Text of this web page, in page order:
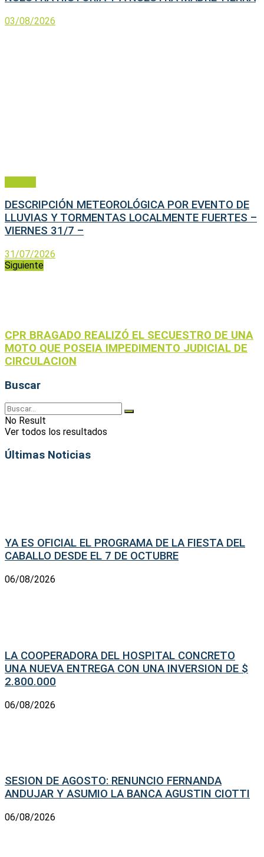
03/08/2026
DESCRIPCIÓN METEOROLÓGICA POR EVENTO DE
LLUVIAS Y TORMENTAS LOCALMENTE FUERTES –
VIERNES 31/7 –
31/07/2026
Siguiente
CPR BRAGADO REALIZÓ EL SECUESTRO DE UNA
MOTO QUE POSEIA IMPEDIMENTO JUDICIAL DE
CIRCULACION
Buscar
No Result
Ver todos los resultados
Últimas Noticias
YA ES OFICIAL EL PROGRAMA DE LA FIESTA DEL
CABALLO DESDE EL 7 DE OCTUBRE
06/08/2026
LA COOPERADORA DEL HOSPITAL CONCRETO
UNA NUEVA ENTREGA CON UNA INVERSION DE $
2.800.000
06/08/2026
SESION DE AGOSTO: RENUNCIO FERNANDA
ANDUJAR Y ASUMIO LA BANCA AGUSTIN CIOTTI
06/08/2026